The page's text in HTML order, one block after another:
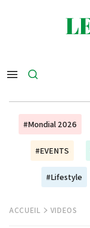
#Mondial 2026
#EVENTS
#Lifestyle
ACCUEIL VIDEOS